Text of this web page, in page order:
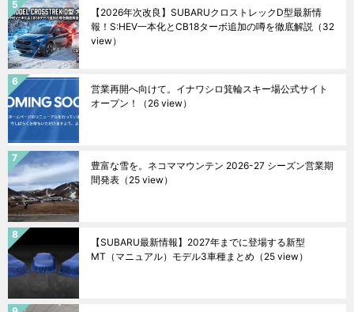
【2026年次改良】SUBARUクロストレックD型最新情
報！S:HEV一本化とCB18ターボ追加の噂を徹底解説 （32
view）
営業再開へ向けて。イナワシロ箕輪スキー場公式サイト
オープン！
（26 view）
豊富な雪を。ネコママウンテン 2026-27 シーズン営業期
間発表 （25 view）
【SUBARU最新情報】2027年までに登場する新型
MT（マニュアル）モデル3車種まとめ （25 view）